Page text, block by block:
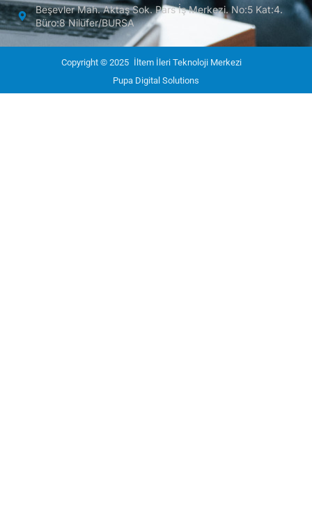
Beşevler Mah. Aktaş Sok. Pars İş Merkezi. No:5 Kat:4.
Büro:8 Nilüfer/BURSA
Copyright © 2025 İltem İleri Teknoloji Merkezi
Pupa Digital Solutions